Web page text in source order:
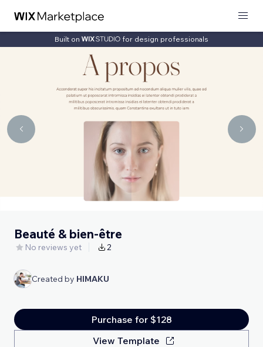
Built on for design professionals
Beauté & bien-être
No reviews yet 2
Created by HIMAKU
Purchase for $128
View Template